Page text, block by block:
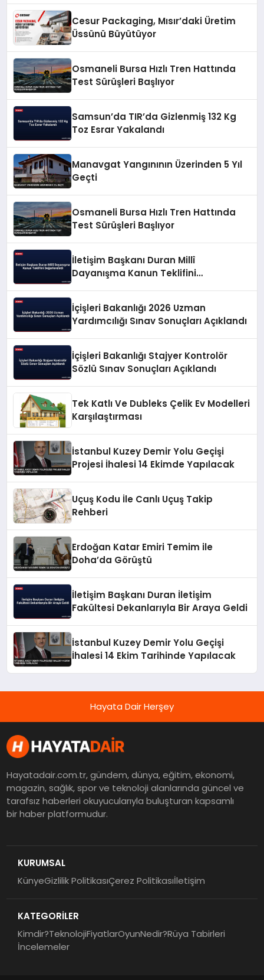
Cesur Packaging, Mısır’daki Üretim
Üssünü Büyütüyor
Osmaneli Bursa Hızlı Tren Hattında
Test Sürüşleri Başlıyor
Samsun’da TIR’da Gizlenmiş 132 Kg
Toz Esrar Yakalandı
Manavgat Yangınının Üzerinden 5 Yıl
Geçti
Osmaneli Bursa Hızlı Tren Hattında
Test Sürüşleri Başlıyor
İletişim Başkanı Duran Millî
Dayanışma Kanun Teklifini
İçişleri Bakanlığı 2026 Uzman
Yardımcılığı Sınav Sonuçları Açıklandı
İçişleri Bakanlığı Stajyer Kontrolör
Sözlü Sınav Sonuçları Açıklandı
Tek Katlı Ve Dubleks Çelik Ev Modelleri
Karşılaştırması
İstanbul Kuzey Demir Yolu Geçişi
Projesi İhalesi 14 Ekimde Yapılacak
Uçuş Kodu İle Canlı Uçuş Takip
Rehberi
Erdoğan Katar Emiri Temim ile
Doha’da Görüştü
İletişim Başkanı Duran İletişim
Fakültesi Dekanlarıyla Bir Araya Geldi
İstanbul Kuzey Demir Yolu Geçişi
İhalesi 14 Ekim Tarihinde Yapılacak
Hayata Dair Herşey
Hayatadair.com.tr, gündem, dünya, eğitim, ekonomi,
magazin, sağlık, spor ve teknoloji alanlarında güncel ve
tarafsız haberleri okuyucularıyla buluşturan kapsamlı
bir haber platformudur.
KURUMSAL
KünyeGizlilik PolitikasıÇerez Politikasıİletişim
KATEGORİLER
Kimdir?TeknolojiFiyatlarOyunNedir?Rüya Tabirleri
İncelemeler